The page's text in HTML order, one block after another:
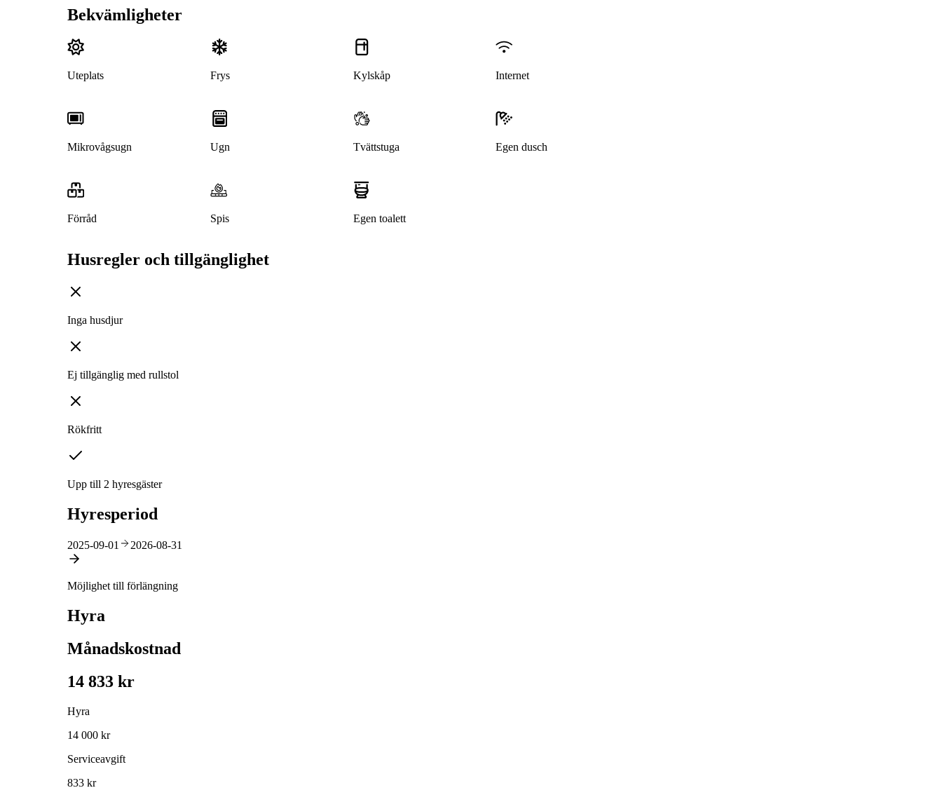
Bekvämligheter
Uteplats Frys Kylskåp Internet
Mikrovågsugn Ugn Tvättstuga Egen dusch
Förråd Spis Egen toalett
Husregler och tillgänglighet
Inga husdjur
Ej tillgänglig med rullstol
Rökfritt
Upp till 2 hyresgäster
Hyresperiod
2025-09-01 2026-08-31
Möjlighet till förlängning
Hyra
Månadskostnad
14 833 kr
Hyra
14 000 kr
Serviceavgift
833 kr